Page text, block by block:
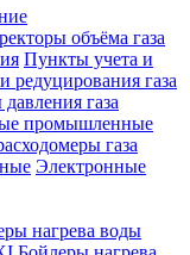
объёма газа
Пункты учета и
редуцирования газа
газа
промышленные
газа
Электронные
нагрева воды